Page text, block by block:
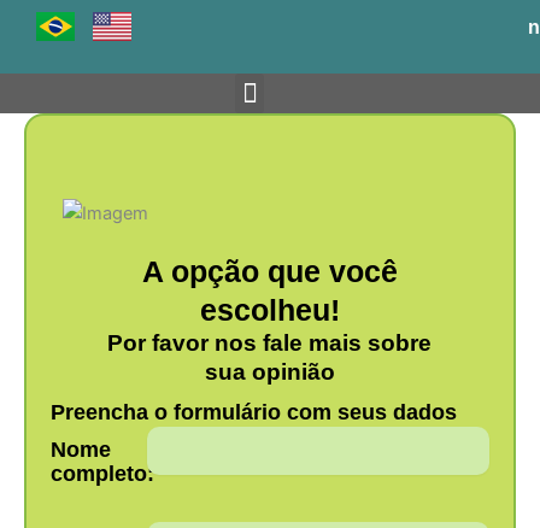
o
A opção que você
escolheu!
Por favor nos fale mais sobre
sua opinião
Preencha o formulário com seus dados
Nome
completo: